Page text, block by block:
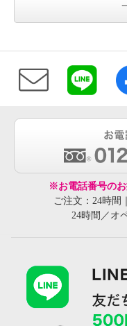
※お電話番号のお
ご注文：24時間
24時間／オ